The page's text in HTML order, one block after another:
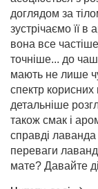
доглядом за
зустрічаємо її в
вона все
точніше... до
мають не лише
спектр корисних
детальніше
також смак і
справді
переваги
мате? Давайте